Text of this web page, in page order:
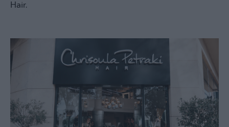
Hair.